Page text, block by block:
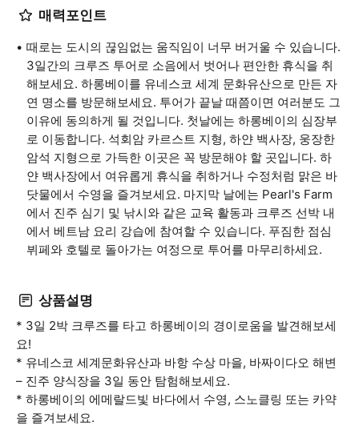
매력포인트
때로는 도시의 끊임없는 움직임이 너무 버거울 수 있습니다.
3일간의 크루즈 투어로 소음에서 벗어나 편안한 휴식을 취
해보세요. 하롱베이를 유네스코 세계 문화유산으로 만든 자
연 명소를 방문해보세요. 투어가 끝날 때쯤이면 여러분도 그
이유에 동의하게 될 것입니다. 첫날에는 하롱베이의 심장부
로 이동합니다. 석회암 카르스트 지형, 하얀 백사장, 웅장한
암석 지형으로 가득한 이곳은 꼭 방문해야 할 곳입니다. 하
얀 백사장에서 여유롭게 휴식을 취하거나 수정처럼 맑은 바
닷물에서 수영을 즐겨보세요. 마지막 날에는 Pearl's Farm
에서 진주 심기 및 낚시와 같은 교육 활동과 크루즈 선박 내
에서 베트남 요리 강습에 참여할 수 있습니다. 푸짐한 점심
뷔페와 호텔로 돌아가는 여정으로 투어를 마무리하세요.
상품설명
* 3일 2박 크루즈를 타고 하롱베이의 경이로움을 발견해보세
요!
* 유네스코 세계문화유산과 바항 수상 마을, 바짜이다오 해변
– 진주 양식장을 3일 동안 탐험해보세요.
* 하롱베이의 에메랄드빛 바다에서 수영, 스노클링 또는 카약
을 즐겨보세요.